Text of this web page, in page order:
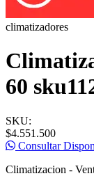
climatizadores
60
SKU:
$4.551.500
Consultar
Climatizacion -